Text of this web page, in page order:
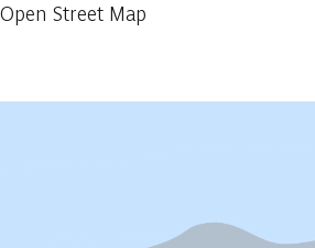
Open Street Map